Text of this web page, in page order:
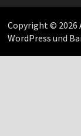
Copyright © 2026
WordPress und